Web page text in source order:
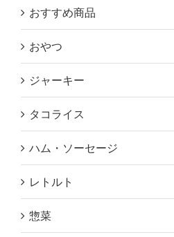
おすすめ商品
おやつ
ジャーキー
タコライス
ハム・ソーセージ
レトルト
惣菜